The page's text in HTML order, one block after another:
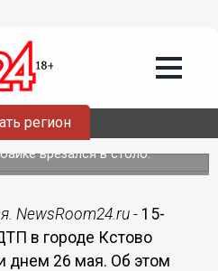
регион
смертельного
врезался в столб.
NewsRoom24.ru - 15-
в городе Кстово
днем 26 мая. Об этом